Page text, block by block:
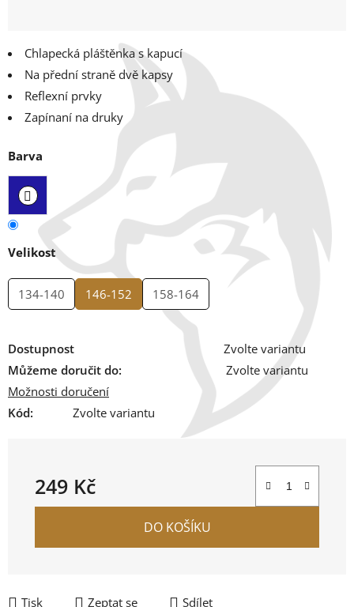
Chlapecká pláštěnka s kapucí
Na přední straně dvě kapsy
Reflexní prvky
Zapínaní na druky
Barva
Velikost
134-140 146-152 158-164
Dostupnost
Zvolte variantu
Můžeme doručit do:
Zvolte variantu
Možnosti doručení
Kód:
Zvolte variantu
249 Kč
Měrná cena:
DO KOŠÍKU
Tisk Zeptat se Sdílet